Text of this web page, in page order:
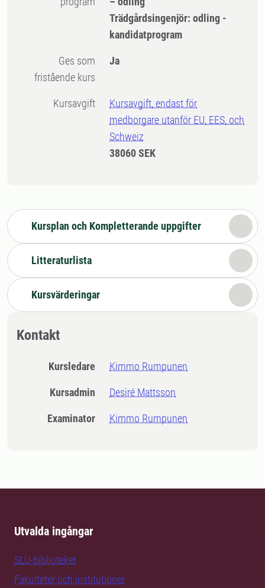
Trädgårdsingenjör: odling -
kandidatprogram
Ges som
fristående kurs
Ja
Kursavgift
Kursavgift, endast för
medborgare utanför EU, EES, och
Schweiz
38060 SEK
Kursplan och Kompletterande uppgifter
Litteraturlista
Kursvärderingar
Kontakt
Kursledare Kimmo Rumpunen
Kursadmin Desiré Mattsson
Examinator Kimmo Rumpunen
Utvalda ingångar
SLU-biblioteket
Fakulteter och institutioner